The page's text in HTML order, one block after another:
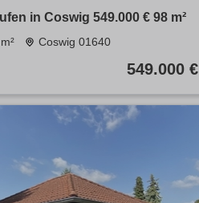
in Coswig 549.000 € 98 m²
Coswig 01640
549.000 €